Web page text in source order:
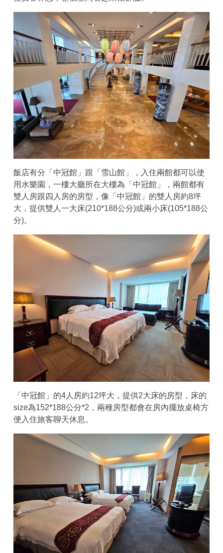
飯店有分「中冠館」跟「雪山館」，入住兩館都可以使
用水樂園，一樓大廳所在大樓為「中冠館」，兩館都有
雙人房跟四人房的房型，像「中冠館」的雙人房約8坪
大，提供雙人一大床(210*188公分)或兩小床(105*188公
分)。
「中冠館」的4人房約12坪大，提供2大床的房型，床的
size為152*188公分*2，兩種房型都會在房內擺放桌椅方
便入住旅客聊天休息。